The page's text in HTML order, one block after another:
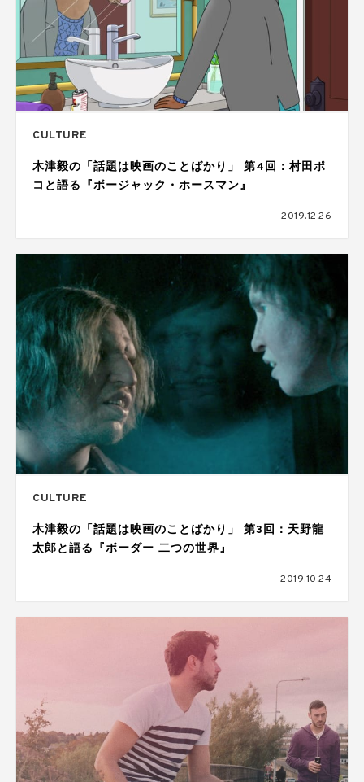
CULTURE
木津毅の「話題は映画のことばかり」 第4回：村田ポ
コと語る『ボージャック・ホースマン』
2019.12.26
CULTURE
木津毅の「話題は映画のことばかり」 第3回：天野龍
太郎と語る『ボーダー 二つの世界』
2019.10.24